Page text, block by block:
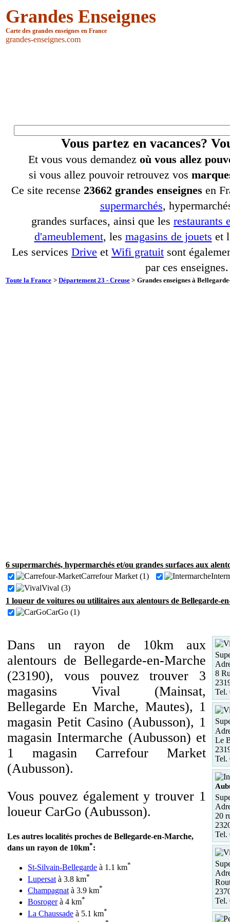
Grandes Enseignes
Carte des grandes enseignes en France
grandes-enseignes.com
Vous partez en vacances?
Et vous vous demandez où vous allez
si vous allez pouvoir retrouvez vos
Ce site recense 23662 grandes enseignes en
supermarchés,
grandes surfaces, ainsi que les restaurants
d'ameublement, les magasins de jouets et
Les services Drive et Wifi gratuit sont
par ces enseignes.
Toute la France > Département 23 - Creuse > Grandes enseignes à
6 supermarchés, hypermarchés et/ou grandes surfaces aux
Carrefour Market (1)
Vival (3)
1 loueur de voitures ou utilitaires aux alentours de Bellegarde-
CarGo (1)
Dans un rayon de 10km aux
alentours de Bellegarde-en-Marche
(23190), vous pouvez trouver 3
magasins Vival (Mainsat,
Bellegarde En Marche, Mautes), 1
magasin Petit Casino (Aubusson), 1
magasin Intermarche (Aubusson) et
1 magasin Carrefour Market
(Aubusson).
Vous pouvez également y trouver 1
loueur CarGo (Aubusson).
Les autres localités proches de Bellegarde-en-Marche,
dans un rayon de 10km*:
St-Silvain-Bellegarde à 1.1 km*
Lupersat à 3.8 km*
Champagnat à 3.9 km*
Bosrogerà 4 km*
La Chaussade à 5.1 km*
8
Tel.
Le
Tel.
20
Tel.
Tel.